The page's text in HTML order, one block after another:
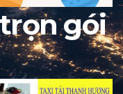
gói